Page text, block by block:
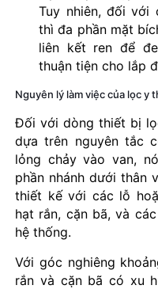
Tuy nhiên, đối với
thì đa phần mặt
liên kết ren để
thuận tiện cho lắp
Nguyên lý làm việc của lọc y
Đối với dòng thiết bị
dựa trên nguyên tắc
lỏng chảy vào van,
phần nhánh dưới thân
thiết kế với các lỗ
hạt rắn, cặn bã, và
hệ thống.
Với góc nghiêng
rắn và cặn bã có xu